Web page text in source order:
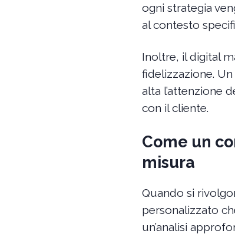
ogni strategia
al contesto
Inoltre, il digital
fidelizzazione.
alta l’attenzione
con il cliente.
Come un
misura
Quando si
personalizzato
un’analisi